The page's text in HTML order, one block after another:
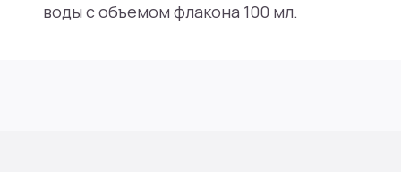
воды с объемом флакона 100 мл.